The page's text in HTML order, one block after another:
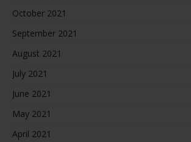
October 2021
September 2021
August 2021
July 2021
June 2021
May 2021
April 2021